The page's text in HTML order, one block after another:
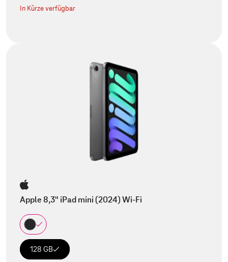
In Kürze verfügbar
Apple 8,3" iPad mini (2024) Wi-Fi
128 GB